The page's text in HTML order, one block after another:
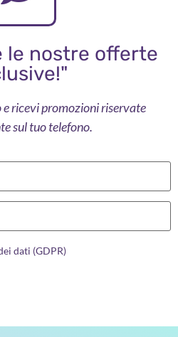
le nostre offerte
ricevi promozioni riservate
sul tuo telefono.
dati (GDPR)